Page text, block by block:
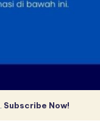
Subscribe Now!